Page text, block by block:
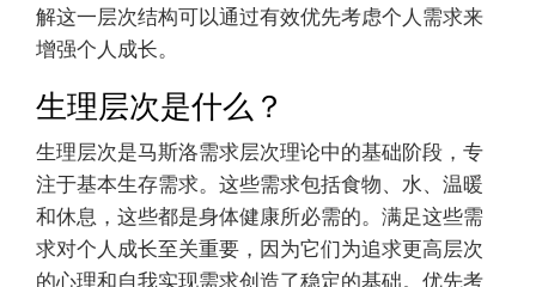
解这一层次结构可以通过有效优先考虑个人需求来
增强个人成长。
生理层次是什么？
生理层次是马斯洛需求层次理论中的基础阶段，专
注于基本生存需求。这些需求包括食物、水、温暖
和休息，这些都是身体健康所必需的。满足这些需
求对个人成长至关重要，因为它们为追求更高层次
的心理和自我实现需求创造了稳定的基础。优先考